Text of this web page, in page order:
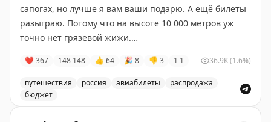
сапогах, но лучше я вам ваши подарю. А ещё билеты
разыграю. Потому что на высоте 10 000 метров уж
точно нет грязевой жижи.
Призы:
3 победителя получат по паре резиновых сапог и по
10 000 баллов на покупку авиабилетов.
❤ 367 148 148 👍 64 🎉 8 👎 3 1 1 36.9K(1.6%)
путешествия россия авиабилеты
распродажа
бюджет